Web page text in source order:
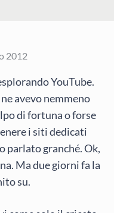
2012
YouTube.
avevo nemmeno
di fortuna o forse
i siti dedicati
parlato granché. Ok,
Ma due giorni fa la
su.